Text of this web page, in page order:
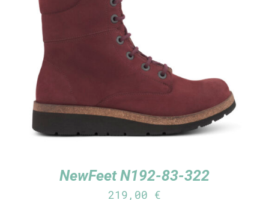
TUTUSTU TUOTTEESEEN
NewFeet N192-83-322
219,00 €